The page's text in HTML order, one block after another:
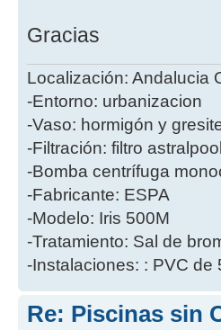
Gracias
Localización: Andalucia
-Entorno: urbanizacion
-Vaso: hormigón y
-Filtración: filtro
-Bomba centrífuga
-Fabricante: ESPA
-Modelo: Iris 500M
-Tratamiento: Sal de
-Instalaciones: : PVC de
Re: Piscinas sin